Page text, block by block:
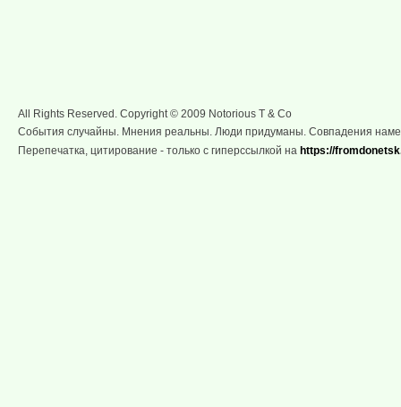
All Rights Reserved. Copyright © 2009 Notorious T & Co
События случайны. Мнения реальны. Люди придуманы. Совпадения
Перепечатка, цитирование - только с гиперссылкой на https://